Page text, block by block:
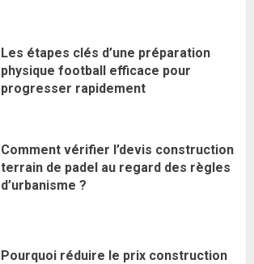
Les étapes clés d’une préparation
physique football efficace pour
progresser rapidement
Comment vérifier l’devis construction
terrain de padel au regard des règles
d’urbanisme ?
Pourquoi réduire le prix construction